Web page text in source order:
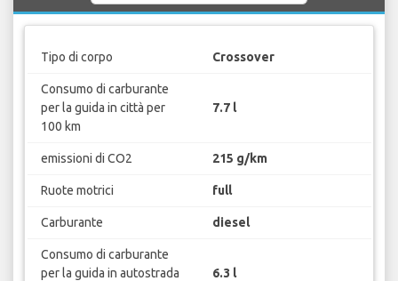
Tipo di corpo Crossover
Consumo di carburante
per la guida in città per
100 km
7.7 l
emissioni di CO2 215 g/km
Ruote motrici full
Carburante diesel
Consumo di carburante
per la guida in autostrada
6.3 l